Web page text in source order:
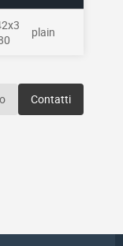
plain
Contatti